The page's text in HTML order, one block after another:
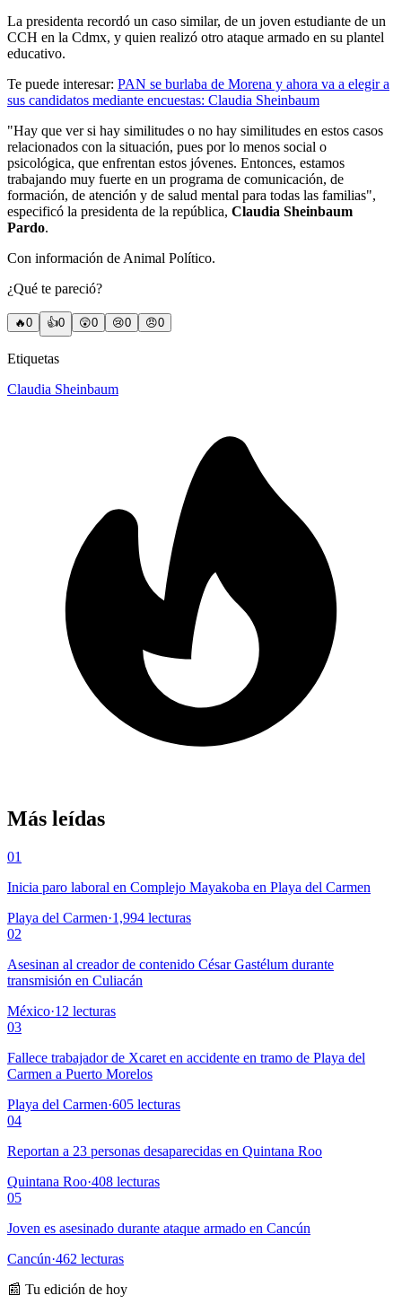
La presidenta recordó un caso similar, de un joven estudiante de un
CCH en la Cdmx, y quien realizó otro ataque armado en su plantel
educativo.
Te puede interesar: PAN se burlaba de Morena y ahora va a elegir a
sus candidatos mediante encuestas: Claudia Sheinbaum
"Hay que ver si hay similitudes o no hay similitudes en estos casos
relacionados con la situación, pues por lo menos social o
psicológica, que enfrentan estos jóvenes. Entonces, estamos
trabajando muy fuerte en un programa de comunicación, de
formación, de atención y de salud mental para todas las familias",
especificó la presidenta de la república, Claudia Sheinbaum
Pardo.
Con información de Animal Político.
¿Qué te pareció?
🔥0 👍0 😲0 😢0 😠0
Etiquetas
Claudia Sheinbaum
Más leídas
01
Inicia paro laboral en Complejo Mayakoba en Playa del Carmen
Playa del Carmen·1,994 lecturas
02
Asesinan al creador de contenido César Gastélum durante
transmisión en Culiacán
México·12 lecturas
03
Fallece trabajador de Xcaret en accidente en tramo de Playa del
Carmen a Puerto Morelos
Playa del Carmen·605 lecturas
04
Reportan a 23 personas desaparecidas en Quintana Roo
Quintana Roo·408 lecturas
05
Joven es asesinado durante ataque armado en Cancún
Cancún·462 lecturas
📰 Tu edición de hoy